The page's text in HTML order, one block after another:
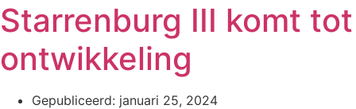
Starrenburg III komt tot
ontwikkeling
Gepubliceerd: januari 25, 2024